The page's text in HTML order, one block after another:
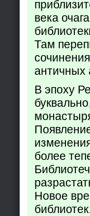
века
Там
античных
В эпоху
более
Новое